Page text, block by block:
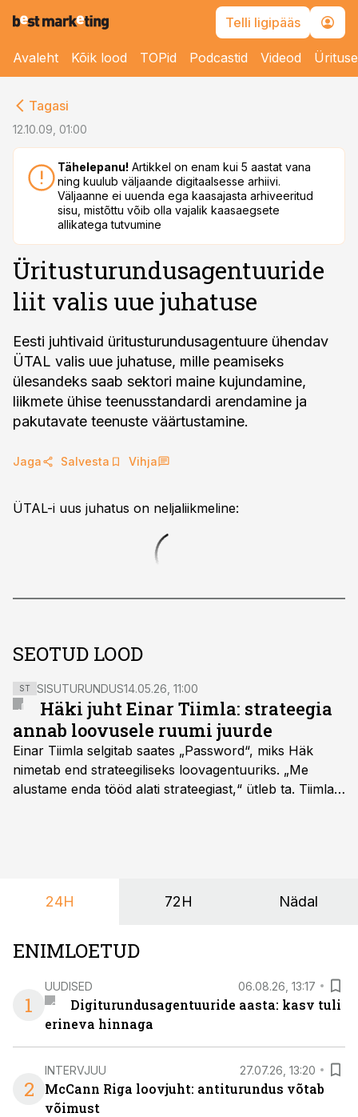
Telli ligipääs
Avaleht Kõik lood TOPid Podcastid Videod
Tagasi
12.10.09, 01:00
Tähelepanu! Artikkel on enam kui 5 aastat vana
ning kuulub väljaande digitaalsesse arhiivi.
Väljaanne ei uuenda ega kaasajasta arhiveeritud
sisu, mistõttu võib olla vajalik kaasaegsete
allikatega tutvumine
Üritusturundusagentuuride
liit valis uue juhatuse
Eesti juhtivaid üritusturundusagentuure ühendav
ÜTAL valis uue juhatuse, mille peamiseks
ülesandeks saab sektori maine kujundamine,
liikmete ühise teenusstandardi arendamine ja
pakutavate teenuste väärtustamine.
Jaga Salvesta Vihja
ÜTAL-i uus juhatus on neljaliikmeline:
SEOTUD LOOD
ST SISUTURUNDUS14.05.26, 11:00
Häki juht Einar Tiimla: strateegia
annab loovusele ruumi juurde
Einar Tiimla selgitab saates „Password“, miks Häk
nimetab end strateegiliseks loovagentuuriks. „Me
alustame enda tööd alati strateegiast,“ ütleb ta. Tiimla
24H 72H Nädal
ENIMLOETUD
1
UUDISED 06.08.26, 13:17
Digiturundusagentuuride aasta: kasv tuli
erineva hinnaga
2
INTERVJUU 27.07.26, 13:20
McCann Riga loovjuht: antiturundus võtab
võimust